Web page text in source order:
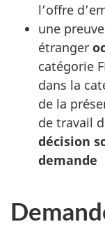
l’offre
une
étranger
catégorie
dans la
de la
de travail
décision
demande